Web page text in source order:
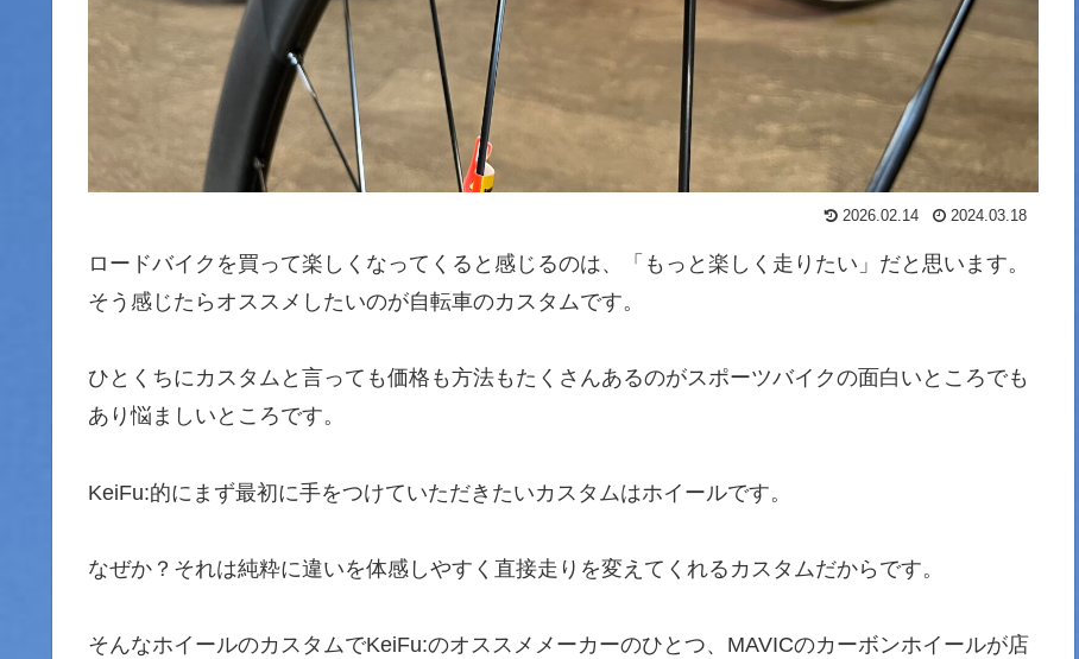
2026.02.14 2024.03.18
ロードバイクを買って楽しくなってくると感じるのは、「もっと楽しく走りたい」だと思います。
そう感じたらオススメしたいのが自転車のカスタムです。
ひとくちにカスタムと言っても価格も方法もたくさんあるのがスポーツバイクの面白いところでも
あり悩ましいところです。
KeiFu:的にまず最初に手をつけていただきたいカスタムはホイールです。
なぜか？それは純粋に違いを体感しやすく直接走りを変えてくれるカスタムだからです。
そんなホイールのカスタムでKeiFu:のオススメメーカーのひとつ、MAVICのカーボンホイールが店